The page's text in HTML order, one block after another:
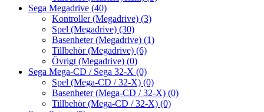
Sega Megadrive (40)
Kontroller (Megadrive) (3)
Spel (Megadrive) (30)
Basenheter (Megadrive) (1)
Tillbehör (Megadrive) (6)
Övrigt (Megadrive) (0)
Sega Mega-CD / Sega 32-X (0)
Spel (Mega-CD / 32-X) (0)
Basenheter (Mega-CD / 32-X) (0)
Tillbehör (Mega-CD / 32-X) (0)